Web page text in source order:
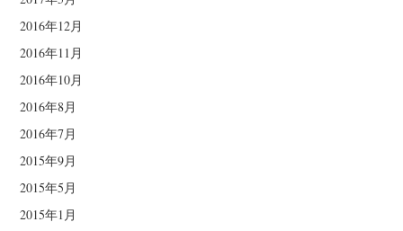
2016年12月
2016年11月
2016年10月
2016年8月
2016年7月
2015年9月
2015年5月
2015年1月